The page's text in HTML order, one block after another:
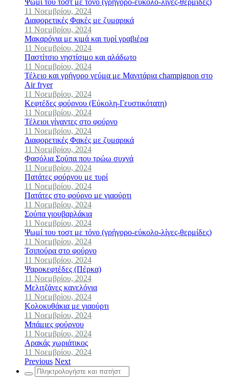
Ψωμί του τοστ με τόνο (γρήγορο-εύκολο-λίγες-θερμίδες)
11 Νοεμβρίου, 2024
Διαφορετικές Φακές με ζυμαρικά
11 Νοεμβρίου, 2024
Μακαρόνια με κιμά και τυρί γραβιέρα
11 Νοεμβρίου, 2024
Παστίτσιο νηστίσιμο και αλάδωτο
11 Νοεμβρίου, 2024
Τέλειο και γρήγορο γεύμα με Mανιτάρια champignon στο
Air fryer
11 Νοεμβρίου, 2024
Κεφτέδες φούρνου (Εύκολη-Γευστικότατη)
11 Νοεμβρίου, 2024
Τέλειοι γίγαντες στο φούρνο
11 Νοεμβρίου, 2024
Διαφορετικές Φακές με ζυμαρικά
11 Νοεμβρίου, 2024
Φασόλια Σούπα που τρώω συχνά
11 Νοεμβρίου, 2024
Πατάτες φούρνου με τυρί
11 Νοεμβρίου, 2024
Πατάτες στο φούρνο με γιαούρτι
11 Νοεμβρίου, 2024
Σούπα γιουβαρλάκια
11 Νοεμβρίου, 2024
Ψωμί του τοστ με τόνο (γρήγορο-εύκολο-λίγες-θερμίδες)
11 Νοεμβρίου, 2024
Τσιπούρα στο φούρνο
11 Νοεμβρίου, 2024
Ψαροκεφτέδες (Πέρκα)
11 Νοεμβρίου, 2024
Μελιτζάνες κανελόνια
11 Νοεμβρίου, 2024
Κολοκυθάκια με γιαούρτι
11 Νοεμβρίου, 2024
Μπάμιες φούρνου
11 Νοεμβρίου, 2024
Αρακάς χωριάτικος
11 Νοεμβρίου, 2024
Previous Next
Search
for: